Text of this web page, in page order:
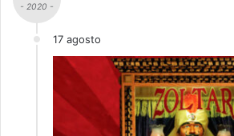
- 2020 -
17 agosto